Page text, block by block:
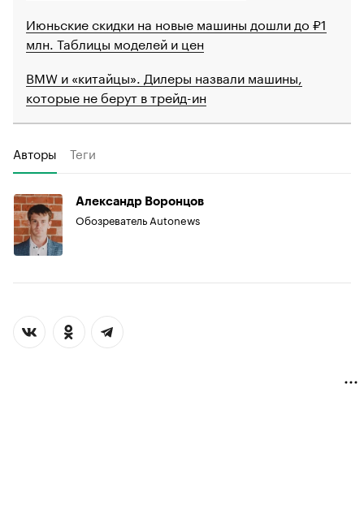
Июньские скидки на новые машины дошли до ₽1
млн. Таблицы моделей и цен
BMW и «китайцы». Дилеры назвали машины,
которые не берут в трейд-ин
Авторы Теги
Александр Воронцов
Обозреватель Autonews